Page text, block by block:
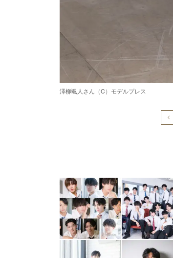
澤柳颯人さん（C）モデルプレス